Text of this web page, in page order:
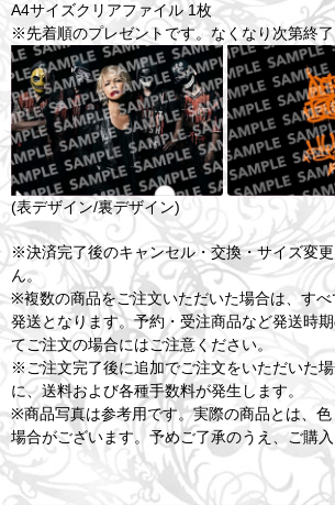
A4サイズクリアファイル 1枚
※先着順のプレゼントです。なくなり次第終了
(表デザイン/裏デザイン)
※決済完了後のキャンセル・交換・サイズ変
ん。
※複数の商品をご注文いただいた場合は、す
発送となります。予約・受注商品など発送時
てご注文の場合にはご注意ください。
※ご注文完了後に追加でご注文をいただいた
に、送料および各種手数料が発生します。
※商品写真は参考用です。実際の商品とは、
場合がございます。予めご了承のうえ、ご購入